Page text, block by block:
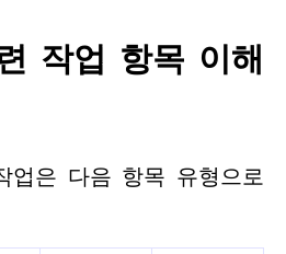
작업 항목 이해
업은 다음 항목 유형으로